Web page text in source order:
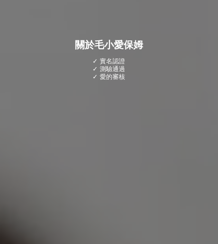
關於毛小愛保姆
✓ 實名認證
✓ 測驗通過
✓ 愛的審核